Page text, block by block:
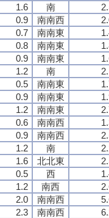
1.6 南
0.9 南南西
0.7 南南東
0.8 南南東
0.9 南南東
1.2 南
0.5 南南東
0.9 南南東
1.2 南南東
0.6 南南西
0.9 南南西
1.2 南
1.6 北北東
0.5 西
1.2 南西
2.0 南南西
2.3 南南西